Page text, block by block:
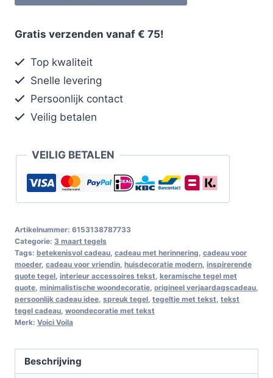
Gratis verzenden vanaf € 75!
Top kwaliteit
Snelle levering
Persoonlijk contact
Veilig betalen
VEILIG BETALEN
Artikelnummer: 6153138787733
Categorie: 3 maart tegels
Tags: betekenisvol cadeau cadeau met herinnering cadeau voor
moeder, cadeau voor vriendin huisdecoratie modern inspirerende
quote tegel interieur accessoires tekst keramische tegel met
quote minimalistische woondecoratie origineel verjaardagscadeau
persoonlijk cadeau idee spreuk tegel tegeltje met tekst tekst
tegel cadeau woondecoratie met tekst
Merk: Voici Voila
Beschrijving